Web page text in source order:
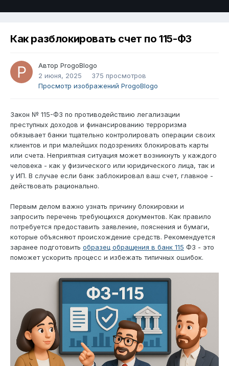
Как разблокировать счет по 115-ФЗ
Автор ProgoBlogo
2 июня, 2025
375 просмотров
Просмотр изображений ProgoBlogo
Закон № 115-ФЗ по противодействию легализации
преступных доходов и финансированию терроризма
обязывает банки тщательно контролировать операции своих
клиентов и при малейших подозрениях блокировать карты
или счета. Неприятная ситуация может возникнуть у каждого
человека - как у физического или юридического лица, так и
у ИП. В случае если банк заблокировал ваш счет, главное -
действовать рационально.
Первым делом важно узнать причину блокировки и
запросить перечень требующихся документов. Как правило
потребуется предоставить заявление, пояснения и бумаги,
которые объясняют происхождение средств. Рекомендуется
заранее подготовить образец обращения в банк 115 ФЗ - это
поможет ускорить процесс и избежать типичных ошибок.